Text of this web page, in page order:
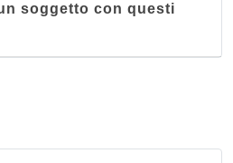
soggetto con questi